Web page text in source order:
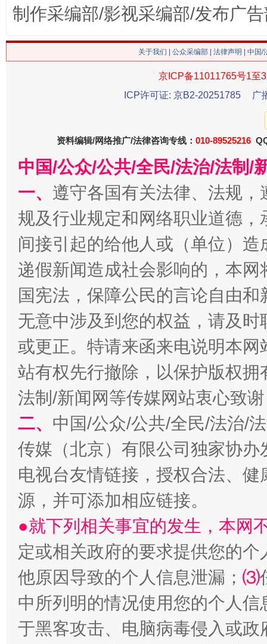
“刷贴”乱象丛生
"
解纷+调解+退费，一次搞定
站台名比不上好声名
漫山遍野的桃花与雪山、麦地、白藏房 除
制作采编部/影视采编部/发布广
关于我们 公众采编部 法律声明 | 中国
京ICP备11011765号1至
ICP许可证: 京B2-20251785
广
资料编辑/网络推广/法律咨询专线： 010-89525216
中国/公众/公共/全民/法治/法制/
一、 遵守各国有关法律、法规
规及行业规定和网络职业道德
间接引起的给他人或（单位）
递假新闻造成社会影响的，本
国宪法，保障公民的言论自由
无意中涉及到您的权益，请及
或更正。特请来函来电说明本
站有权先行撤除，以保护版权
法制/新闻网等传媒网站衷心致
二、 中国/公众/公共/全民/法治/
传媒（北京）有限公司独家协
电视台友情链接，授权合法、
源，并可添加相应链接。
●就下列相关事宜的发生，本网
定或相关政府的要求提供您的个
他原因导致的个人信息泄漏； ⑶
中所列明的情况使用您的个人
于黑客攻击、电脑病毒侵入或